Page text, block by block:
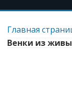
Главная
Венки из